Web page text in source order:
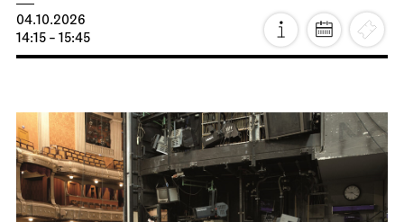
04.10.2026
14:15 - 15:45